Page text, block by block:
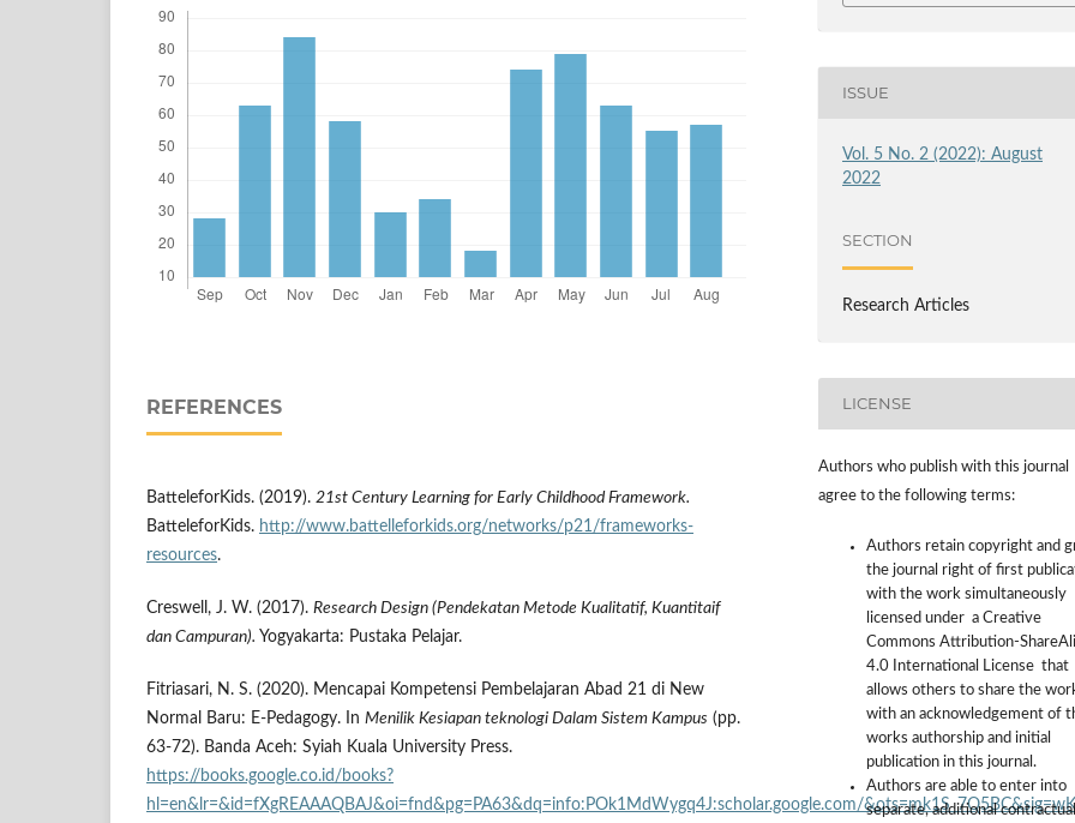
REFERENCES
BatteleforKids. (2019). 21st Century Learning for Early Childhood Framework.
BatteleforKids. http://www.battelleforkids.org/networks/p21/frameworks-
resources.
Creswell, J. W. (2017). Research Design (Pendekatan Metode Kualitatif, Kuantitaif
dan Campuran). Yogyakarta: Pustaka Pelajar.
Fitriasari, N. S. (2020). Mencapai Kompetensi Pembelajaran Abad 21 di New
Normal Baru: E-Pedagogy. In Menilik Kesiapan teknologi Dalam Sistem Kampus (pp.
63-72). Banda Aceh: Syiah Kuala University Press.
https://books.google.co.id/books?
hl=en&lr=&id=fXgREAAAQBAJ&oi=fnd&pg=PA63&dq=info:POk1MdWygq4J:scholar.google.com/
ISSUE
Vol. 5 No. 2 (2022): August
2022
SECTION
Research Articles
LICENSE
Authors who publish with this journal
agree to the following terms:
Authors retain copyright and
the journal right of first
with the work simultaneously
licensed under a Creative
Commons Attribution-
4.0 International License that
allows others to share the
with an acknowledgement of
works authorship and initial
publication in this journal.
Authors are able to enter into
separate, additional contractual